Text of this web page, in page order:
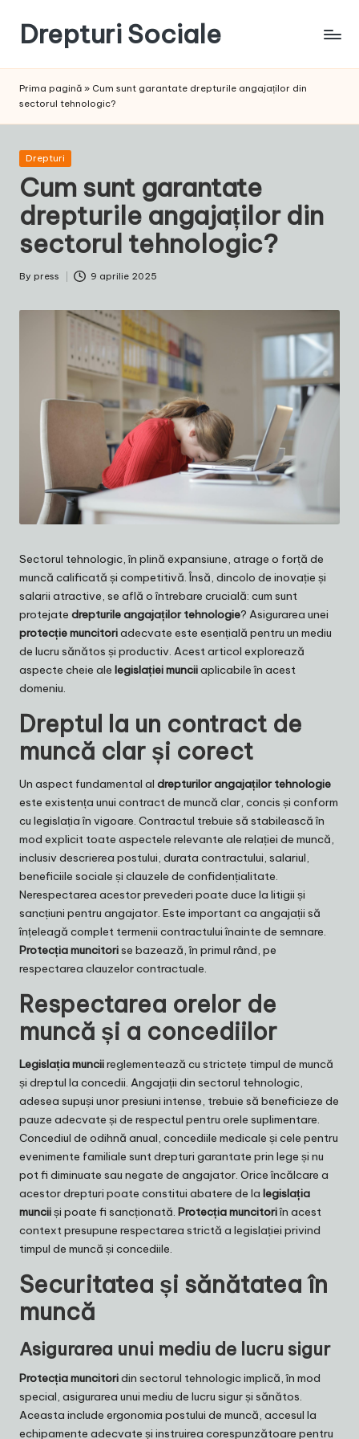
content
Drepturi Sociale
Sociale:
Schimbarea
Noastră!
Prima pagină » Cum sunt garantate drepturile angajaților din
sectorul tehnologic?
Posted
Drepturi
Cum sunt garantate
drepturile angajaților din
sectorul tehnologic?
Posted
By press 9 aprilie 2025
Sectorul tehnologic, în plină expansiune, atrage o forță de
muncă calificată și competitivă. Însă, dincolo de inovație și
salarii atractive, se află o întrebare crucială: cum sunt
protejate drepturile angajaților tehnologie? Asigurarea unei
protecție muncitoriadecvate este esențială pentru un mediu
de lucru sănătos și productiv. Acest articol explorează
aspecte cheie ale legislației munciiaplicabile în acest
domeniu.
Dreptul la un contract de
muncă clar și corect
Un aspect fundamental al drepturilor angajaților tehnologie
este existența unui contract de muncă clar, concis și conform
cu legislația în vigoare. Contractul trebuie să stabilească în
mod explicit toate aspectele relevante ale relației de muncă,
inclusiv descrierea postului, durata contractului, salariul,
beneficiile sociale și clauzele de confidențialitate.
Nerespectarea acestor prevederi poate duce la litigii și
sancțiuni pentru angajator. Este important ca angajații să
înțeleagă complet termenii contractului înainte de semnare.
Protecția muncitorise bazează, în primul rând, pe
respectarea clauzelor contractuale.
Respectarea orelor de
muncă și a concediilor
Legislația munciireglementează cu strictețe timpul de muncă
și dreptul la concedii. Angajații din sectorul tehnologic,
adesea supuși unor presiuni intense, trebuie să beneficieze de
pauze adecvate și de respectul pentru orele suplimentare.
Concediul de odihnă anual, concediile medicale și cele pentru
evenimente familiale sunt drepturi garantate prin lege și nu
pot fi diminuate sau negate de angajator. Orice încălcare a
acestor drepturi poate constitui abatere de la legislația
munciiși poate fi sancționată. Protecția muncitoriîn acest
context presupune respectarea strictă a legislației privind
timpul de muncă și concediile.
Securitatea și sănătatea în
muncă
Asigurarea unui mediu de lucru sigur
Protecția muncitoridin sectorul tehnologic implică, în mod
special, asigurarea unui mediu de lucru sigur și sănătos.
Aceasta include ergonomia postului de muncă, accesul la
echipamente adecvate și instruirea corespunzătoare pentru